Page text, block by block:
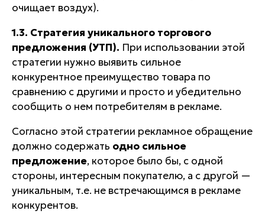
очищает воздух).
1.3. Стратегия уникального торгового
предложения (УТП). При использовании этой
стратегии нужно выявить сильное
конкурентное преимущество товара по
сравнению с другими и просто и убедительно
сообщить о нем потребителям в рекламе.
Согласно этой стратегии рекламное обращение
должно содержать одно сильное
предложение, которое было бы, с одной
стороны, интересным покупателю, а с другой —
уникальным, т.е. не встречающимся в рекламе
конкурентов.